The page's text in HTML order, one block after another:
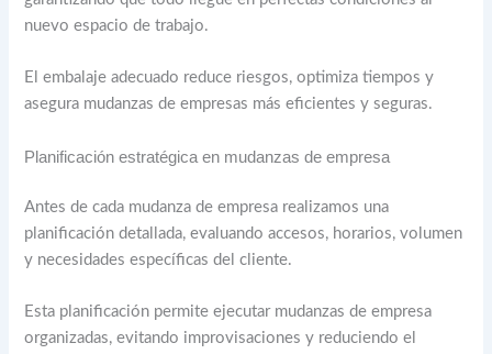
nuevo espacio de trabajo.
El embalaje adecuado reduce riesgos, optimiza tiempos y
asegura mudanzas de empresas más eficientes y seguras.
Planificación estratégica en mudanzas de empresa
Antes de cada mudanza de empresa realizamos una
planificación detallada, evaluando accesos, horarios, volumen
y necesidades específicas del cliente.
Esta planificación permite ejecutar mudanzas de empresa
organizadas, evitando improvisaciones y reduciendo el